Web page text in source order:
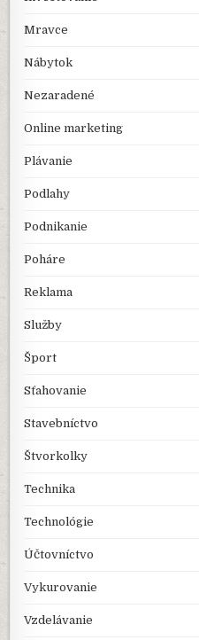
Mravce
Nábytok
Nezaradené
Online marketing
Plávanie
Podlahy
Podnikanie
Poháre
Reklama
Služby
Šport
Sťahovanie
Stavebníctvo
Štvorkolky
Technika
Technológie
Účtovníctvo
Vykurovanie
Vzdelávanie